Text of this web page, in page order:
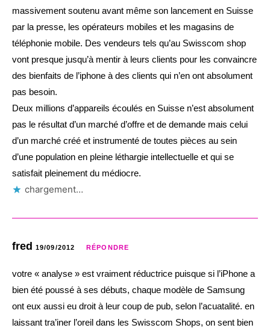
massivement soutenu avant même son lancement en Suisse
par la presse, les opérateurs mobiles et les magasins de
téléphonie mobile. Des vendeurs tels qu’au Swisscom shop
vont presque jusqu’à mentir à leurs clients pour les convaincre
des bienfaits de l’iphone à des clients qui n’en ont absolument
pas besoin.
Deux millions d’appareils écoulés en Suisse n’est absolument
pas le résultat d’un marché d’offre et de demande mais celui
d’un marché créé et instrumenté de toutes pièces au sein
d’une population en pleine léthargie intellectuelle et qui se
satisfait pleinement du médiocre.
chargement…
fred 19/09/2012 RÉPONDRE
votre « analyse » est vraiment réductrice puisque si l’iPhone a
bien été poussé à ses débuts, chaque modèle de Samsung
ont eux aussi eu droit à leur coup de pub, selon l’acuatalité. en
laissant tra’iner l’oreil dans les Swisscom Shops, on sent bien